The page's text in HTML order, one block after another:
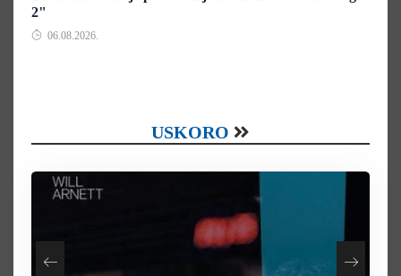
2"
06.08.2026.
USKORO